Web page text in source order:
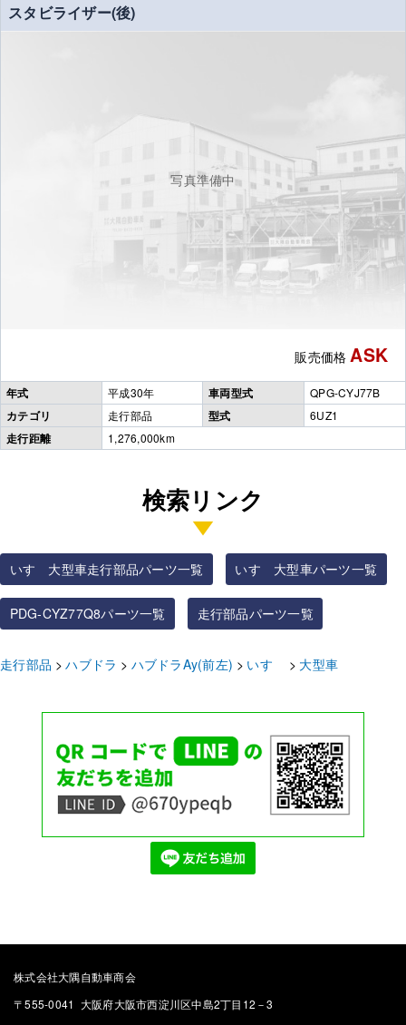
スタビライザー(後)
写真準備中
販売価格 ASK
年式 平成30年 車両型式 QPG-CYJ77B
カテゴリ 走行部品 型式 6UZ1
走行距離 1,276,000km
検索リンク
いすゞ大型車走行部品パーツ一覧 いすゞ大型車パーツ一覧
PDG-CYZ77Q8パーツ一覧 走行部品パーツ一覧
走行部品 ハブドラ ハブドラAy(前左) いすゞ 大型車
株式会社大隅自動車商会
〒555-0041 大阪府大阪市西淀川区中島2丁目12－3